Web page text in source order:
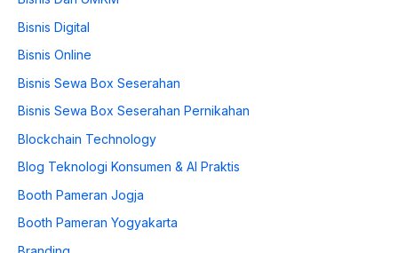
Bisnis Digital
Bisnis Online
Bisnis Sewa Box Seserahan
Bisnis Sewa Box Seserahan Pernikahan
Blockchain Technology
Blog Teknologi Konsumen & AI Praktis
Booth Pameran Jogja
Booth Pameran Yogyakarta